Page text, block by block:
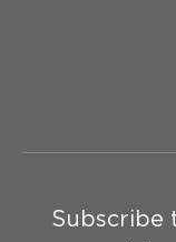
Subscribe